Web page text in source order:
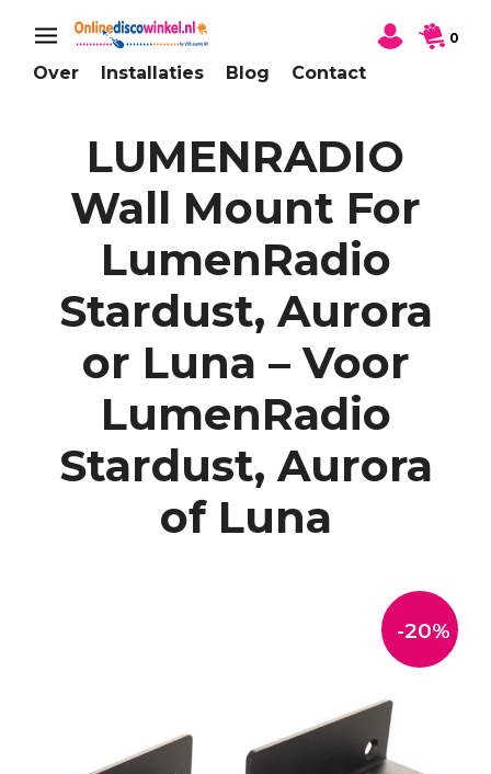
Over Installaties Blog Contact
0
LUMENRADIO
Wall Mount For
LumenRadio
Stardust, Aurora
or Luna – Voor
LumenRadio
Stardust, Aurora
of Luna
-20%